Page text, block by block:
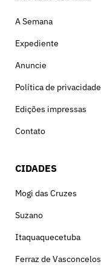
A Semana
Expediente
Anuncie
Política de privacidade
Edições impressas
Contato
CIDADES
Mogi das Cruzes
Suzano
Itaquaquecetuba
Ferraz de Vasconcelos